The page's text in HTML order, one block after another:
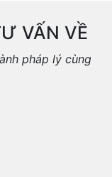
VẤN VỀ
pháp lý cùng